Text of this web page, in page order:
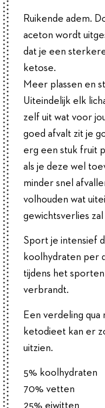
Ruikende adem.
aceton wordt
dat je een
ketose.
Meer plassen en
Uiteindelijk elk
zelf uit wat voor
goed afvalt zit je
erg een stuk fruit
als je deze wel
minder snel
volhouden wat
gewichtsverlies zal
Sport je intensief
koolhydraten per
tijdens het
verbrandt.
Een verdeling
ketodieet kan er
uitzien.
5% koolhydraten
70% vetten
25% eiwitten